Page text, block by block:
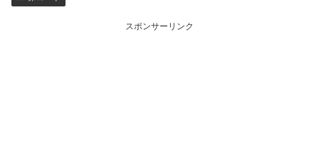
スポンサーリンク